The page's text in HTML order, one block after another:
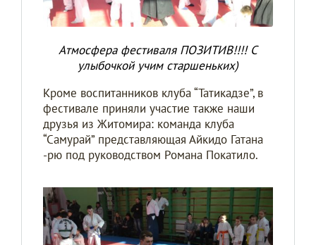
Атмосфера фестиваля ПОЗИТИВ!!!! С
улыбочкой учим старшеньких)
Кроме воспитанников клуба “Татикадзе”, в
фестивале приняли участие также наши
друзья из Житомира: команда клуба
“Самурай” представляющая Айкидо Гатана
-рю под руководством Романа Покатило.